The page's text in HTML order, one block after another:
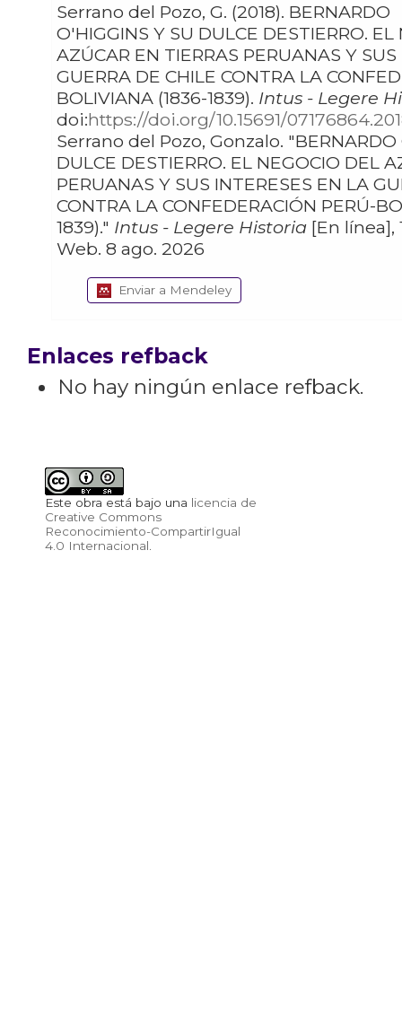
Serrano del Pozo, G. (2018). BERNARDO
O'HIGGINS Y SU DULCE DESTIERRO. EL
AZÚCAR EN TIERRAS PERUANAS Y
GUERRA DE CHILE CONTRA LA
BOLIVIANA (1836-1839). Intus - Legere
doi:https://doi.org/10.15691/
Serrano del Pozo, Gonzalo. "BERNARDO O'HIGGINS Y SU
DULCE DESTIERRO. EL NEGOCIO DEL
PERUANAS Y SUS INTERESES EN LA
CONTRA LA CONFEDERACIÓN PERÚ-
1839)." Intus - Legere Historia [En línea],
Web. 8 ago. 2026
Enviar a Mendeley
Enlaces refback
No hay ningún enlace refback.
Este obra está bajo una licencia de
Creative Commons
Reconocimiento-CompartirIgual
4.0 Internacional